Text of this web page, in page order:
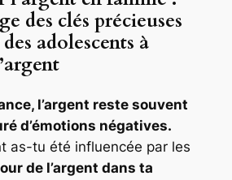
des clés précieuses
adolescents à
l’argent reste souvent
d’émotions négatives.
as-tu été influencée par les
de l’argent dans ta